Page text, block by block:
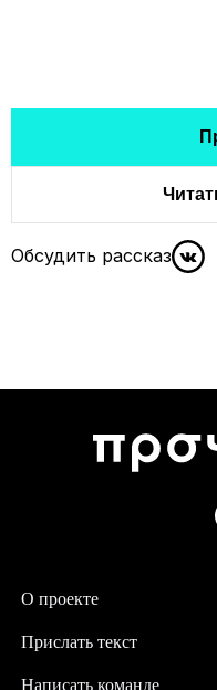
Обсудить рассказ
О проекте
Написать команде
Прислать текст